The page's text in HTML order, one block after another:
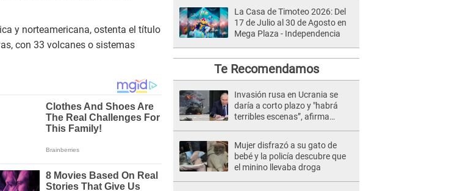
y norteamericana, ostenta el título
con 33 volcanes o sistemas
La Casa de Timoteo 2026: Del
17 de Julio al 30 de Agosto en
Mega Plaza - Independencia
Te Recomendamos
Invasión rusa en Ucrania se
daría a corto plazo y "habrá
terribles escenas”, afirma
Mujer disfrazó a su gato de
bebé y la policía descubre que
el minino llevaba droga